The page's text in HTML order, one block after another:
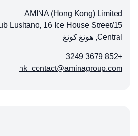
AMINA (Hong Kong) Limited
15/F Club Lusitano, 16 Ice House Street
Central, هونغ كونغ
+852 3679 3249
hk_contact@aminagroup.com